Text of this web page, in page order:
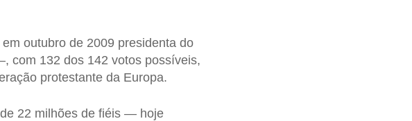
outubro de 2009 presidenta do
com 132 dos 142 votos possíveis,
protestante da Europa.
22 milhões de fiéis — hoje